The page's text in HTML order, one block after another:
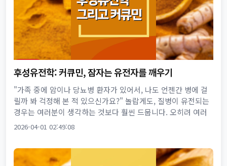
후성유전학: 커큐민, 잠자는 유전자를 깨우기
"가족 중에 암이나 당뇨병 환자가 있어서, 나도 언젠간 병에 걸
릴까 봐 걱정해 본 적 있으신가요?" 놀랍게도, 질병이 유전되는
경우는 여러분이 생각하는 것보다 훨씬 드뭅니다. 오히려 여러
분 스스로가 질병 유전자를 직접 통제할 수 있는 힘을 가지고 있
2026-04-01 02:49:08